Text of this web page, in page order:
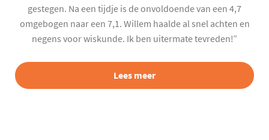
gestegen. Na een tijdje is de onvoldoende van een 4,7
omgebogen naar een 7,1. Willem haalde al snel achten en
negens voor wiskunde. Ik ben uitermate tevreden!”
Lees meer